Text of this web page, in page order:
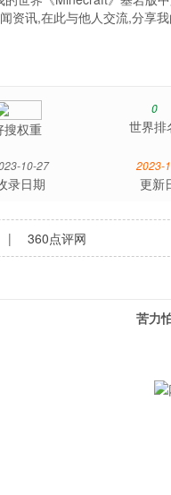
资讯,在此与他人交流,分享
搜权重
0
世界排
10-27
录日期
2023-
更新
|360点评网
苦力